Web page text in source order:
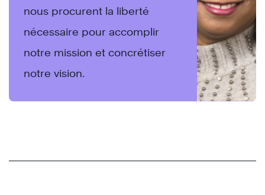
nous procurent la liberté
nécessaire pour accomplir
notre mission et concrétiser
notre vision.